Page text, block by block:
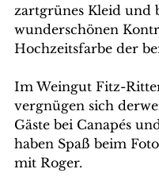
zartgrünes Kleid und
wunderschönen
Hochzeitsfarbe der
Im Weingut Fitz-
vergnügen sich
Gäste bei Canapés
haben Spaß beim
mit Roger.